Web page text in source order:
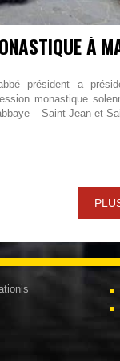
président a
monastique
Saint-Jean-et-